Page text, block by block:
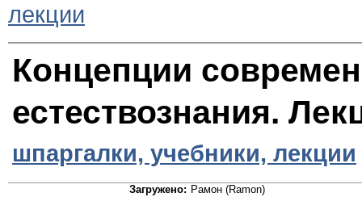
лекции
Концепции
естествознания.
шпаргалки, учебники, лекции
Загружено: Рамон (Ramon)